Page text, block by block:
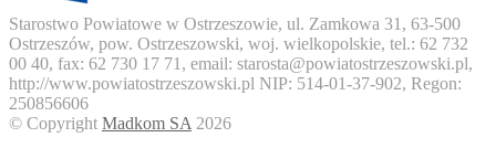
Starostwo Powiatowe w Ostrzeszowie, ul. Zamkowa 31, 63-500
Ostrzeszów, pow. Ostrzeszowski, woj. wielkopolskie, tel.: 62 732
00 40, fax: 62 730 17 71, email: starosta@powiatostrzeszowski.pl,
http://www.powiatostrzeszowski.pl NIP: 514-01-37-902, Regon:
250856606
© Copyright Madkom SA 2026